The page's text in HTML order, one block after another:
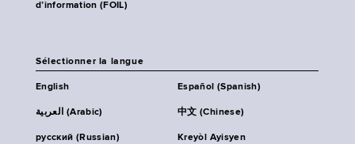
d’information (FOIL)
Sélectionner la langue
English Español (Spanish)
العربية (Arabic) 中文 (Chinese)
русский (Russian)
Kreyòl Ayisyen